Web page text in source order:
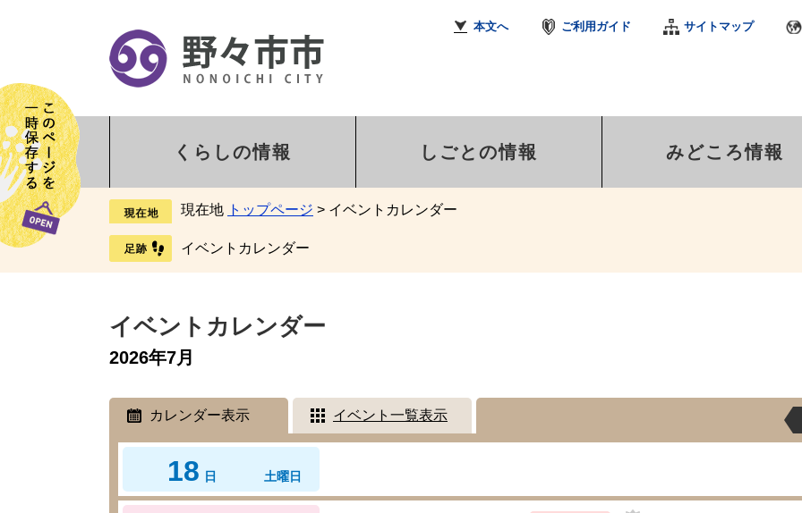
本文へ ご利用ガイド サイトマップ
くらしの情報 しごとの情報 みどころ情報
現在地 トップページ > イベントカレンダー
イベントカレンダー
イベントカレンダー
2026年7月
カレンダー表示 イベント一覧表示
18 日 土曜日